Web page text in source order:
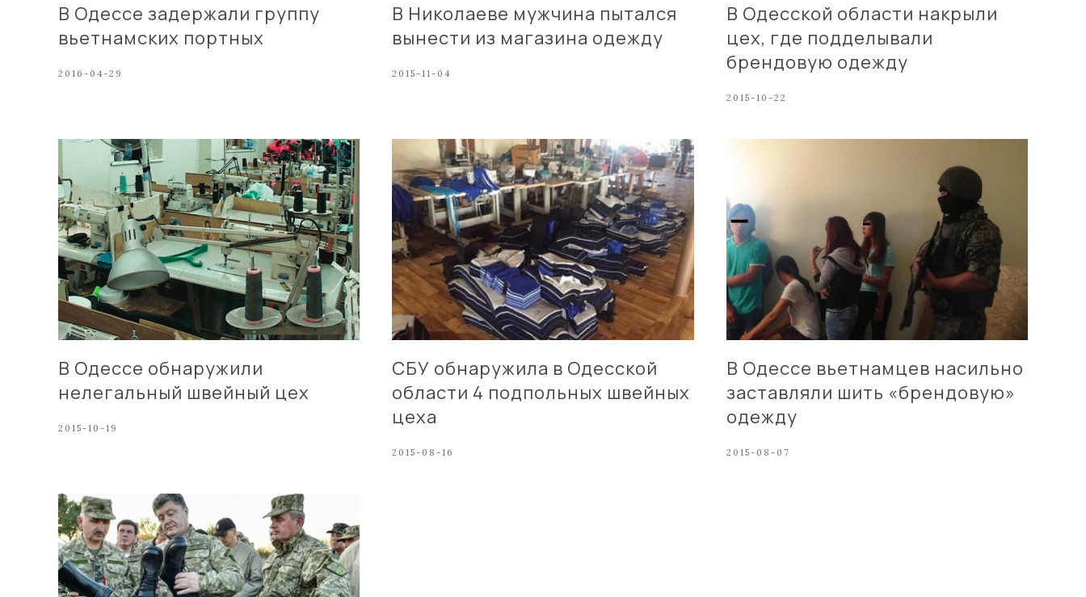
В Одессе задержали группу
вьетнамских портных
2016-04-29
В Николаеве мужчина пытался
вынести из магазина одежду
2015-11-04
В Одесской области накрыли
цех, где подделывали
брендовую одежду
2015-10-22
В Одессе обнаружили
нелегальный швейный цех
2015-10-19
СБУ обнаружила в Одесской
области 4 подпольных швейных
цеха
2015-08-16
В Одессе вьетнамцев насильно
заставляли шить «брендовую»
одежду
2015-08-07